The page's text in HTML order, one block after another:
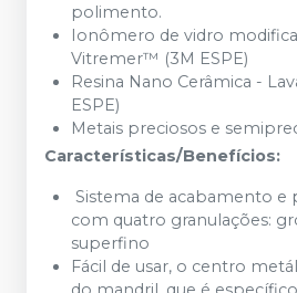
polimento.
Ionômero de vidro
Vitremer™ (3M ESPE)
Resina Nano Cerâmica -
ESPE)
Metais preciosos e
Características/Benefícios:
Sistema de acabamento
com quatro granulações:
superfino
Fácil de usar, o centro